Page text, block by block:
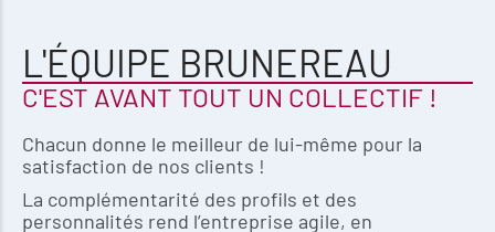
L'ÉQUIPE BRUNEREAU
C'EST AVANT TOUT UN COLLECTIF !
Chacun donne le meilleur de lui-même pour la
satisfaction de nos clients !
La complémentarité des profils et des
personnalités rend l’entreprise agile, en